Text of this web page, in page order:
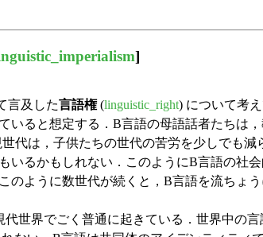
]
言及した言語権(linguistic_right) について考え
ると想定する．B言語の母語話者たちは
代は，子供たちの世代の苦労を少しでも
るかもしれない．このようにB言語の社
ように数世代が続くと，B言語を流ちょ
世界でごく普通に起きている．世界中の